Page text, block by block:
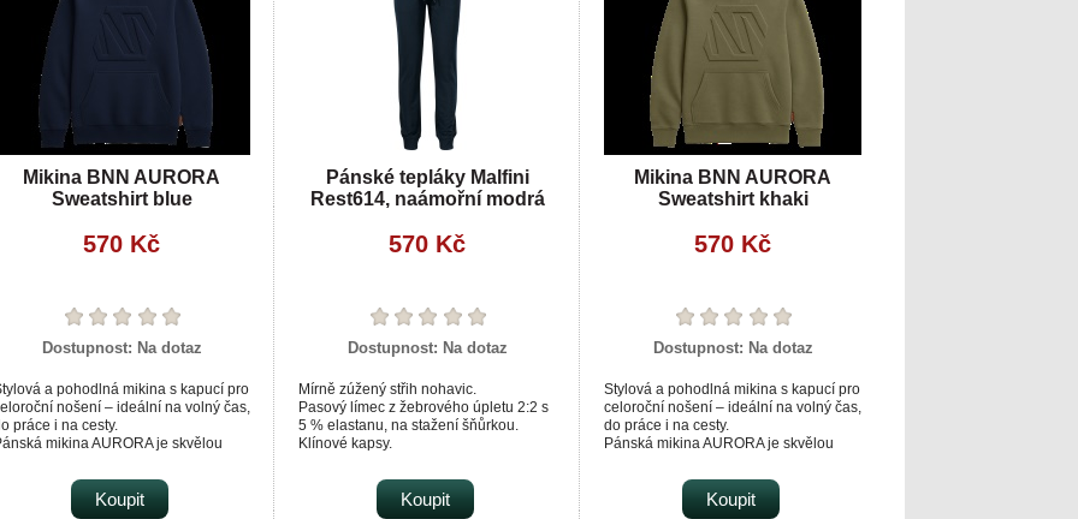
Mikina BNN AURORA
Sweatshirt blue
570 Kč
Dostupnost: Na dotaz
a pohodlná mikina s kapucí pro
nošení – ideální na volný čas,
práce i na cesty.
mikina AURORA je skvělou
pohodlí s moderním vzhledem. Je
navržená tak, aby skvěle padla, dobře
vypadala a zároveň nabídla dostatek
Koupit
Pánské tepláky Malfini
Rest614, naámořní modrá
570 Kč
Dostupnost: Na dotaz
Mírně zúžený střih nohavic.
Pasový límec z žebrového úpletu 2:2 s
5 % elastanu, na stažení šňůrkou.
Klínové kapsy.
Dekorativní prošití.
Vnitřní strana nepočesaná.
Koupit
Mikina BNN AURORA
Sweatshirt khaki
570 Kč
Dostupnost: Na dotaz
Stylová a pohodlná mikina s kapucí pro
celoroční nošení – ideální na volný čas,
do práce i na cesty.
Pánská mikina AURORA je skvělou
pohodlí s moderním vzhledem. Je
navržená tak, aby skvěle padla, dobře
vypadala a zároveň nabídla dostatek
Koupit